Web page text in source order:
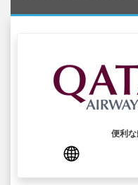
便利